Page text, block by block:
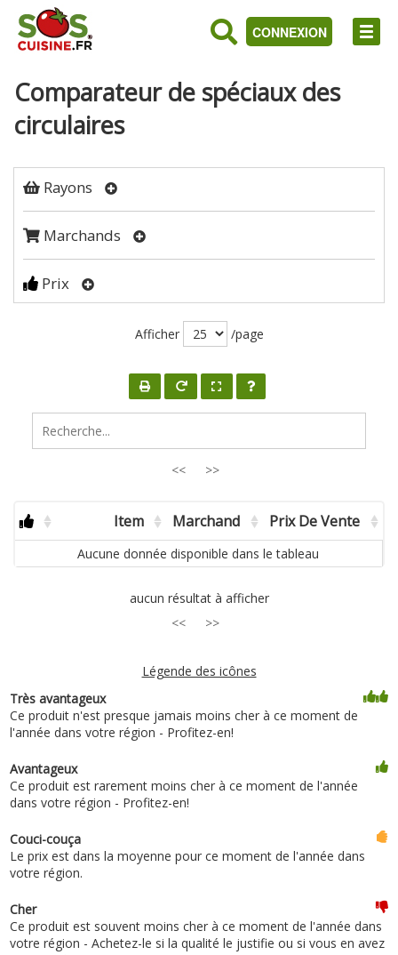
CONNEXION
Comparateur de spéciaux des
circulaires
Rayons
Marchands
Prix
Afficher /page
<< >>
Item Marchand Prix De Vente
Aucune donnée disponible dans le tableau
aucun résultat à afficher
<<
>>
Légende des icônes
Très avantageux
Ce produit n'est presque jamais moins cher à ce moment de
l'année dans votre région - Profitez-en!
Avantageux
Ce produit est rarement moins cher à ce moment de l'année
dans votre région - Profitez-en!
Couci-couça
Le prix est dans la moyenne pour ce moment de l'année dans
votre région.
Cher
Ce produit est souvent moins cher à ce moment de l'année dans
votre région - Achetez-le si la qualité le justifie ou si vous en avez